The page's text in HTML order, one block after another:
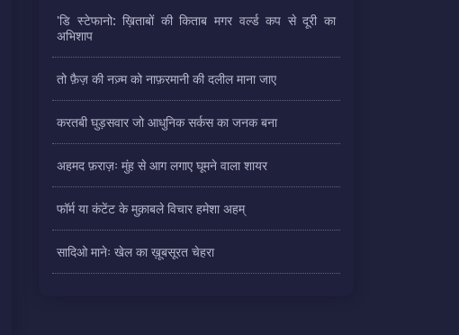
'डि स्टेफानो: ख़िताबों की किताब मगर वर्ल्ड कप से दूरी का
अभिशाप
तो फ़ैज़ की नज़्म को नाफ़रमानी की दलील माना जाए
करतबी घुड़सवार जो आधुनिक सर्कस का जनक बना
अहमद फ़राज़ः मुंह से आग लगाए घूमने वाला शायर
फॉर्म या कंटेंट के मुक़ाबले विचार हमेशा अहम्
सादिओ मानेः खेल का ख़ूबसूरत चेहरा